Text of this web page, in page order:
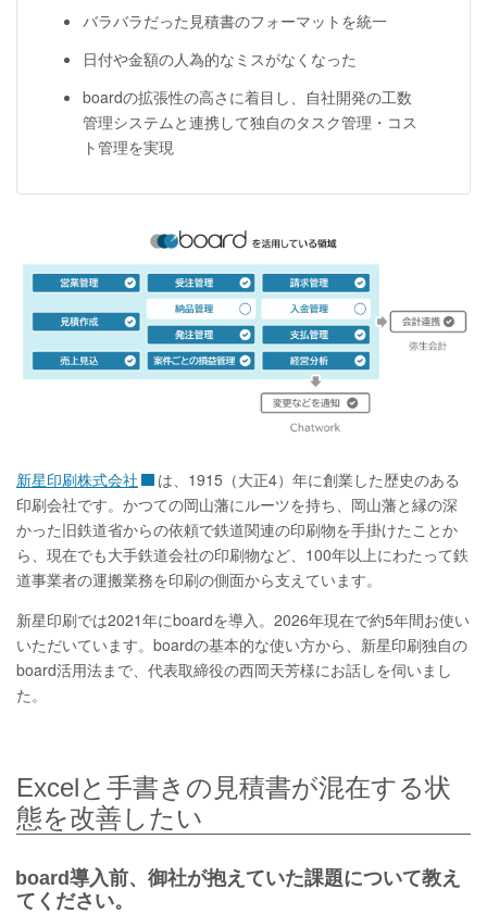
バラバラだった見積書のフォーマットを統一
日付や金額の人為的なミスがなくなった
boardの拡張性の高さに着目し、自社開発の工数
管理システムと連携して独自のタスク管理・コス
ト管理を実現
新星印刷株式会社
は、1915（大正4）年に創業した歴史のある
印刷会社です。かつての岡山藩にルーツを持ち、岡山藩と縁の深
かった旧鉄道省からの依頼で鉄道関連の印刷物を手掛けたことか
ら、現在でも大手鉄道会社の印刷物など、100年以上にわたって鉄
道事業者の運搬業務を印刷の側面から支えています。
新星印刷では2021年にboardを導入。2026年現在で約5年間お使い
いただいています。boardの基本的な使い方から、新星印刷独自の
board活用法まで、代表取締役の西岡天芳様にお話しを伺いまし
た。
Excelと手書きの見積書が混在する状
態を改善したい
board導入前、御社が抱えていた課題について教え
てください。